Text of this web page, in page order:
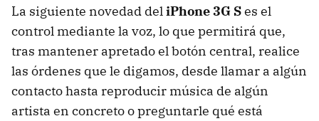
La siguiente novedad deliPhone 3G Ses el
control mediante la voz, lo que permitirá que,
tras mantener apretado el botón central, realice
las órdenes que le digamos, desde llamar a algún
contacto hasta reproducir música de algún
artista en concreto o preguntarle qué está